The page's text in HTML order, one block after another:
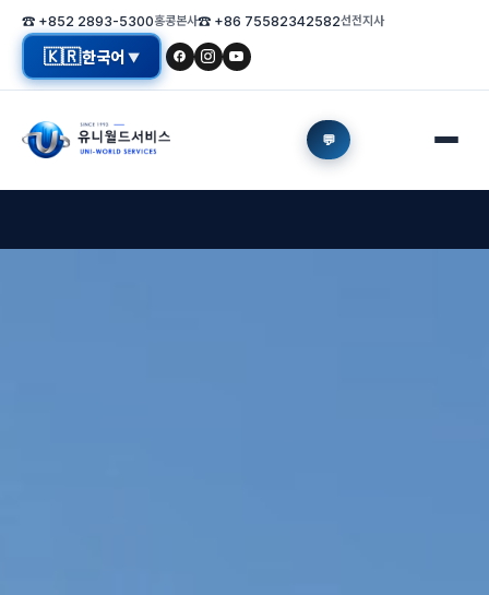
☎ +852 2893-5300홍콩본사☎ +86 75582342582선전지사
🇰🇷한국어 ▼
💬